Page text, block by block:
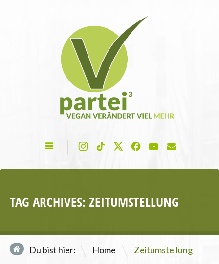
TAG ARCHIVES: ZEITUMSTELLUNG
Du bist hier: Home \ Zeitumstellung